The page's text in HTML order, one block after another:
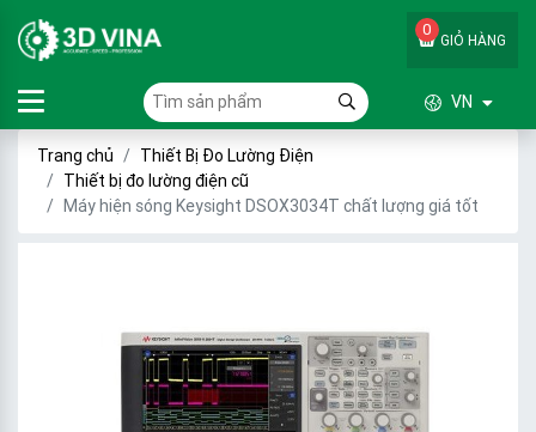
GIỎ HÀNG
0
VN
Trang chủ
Thiết Bị Đo Lường Điện
Thiết bị đo lường điện cũ
Máy hiện sóng Keysight DSOX3034T chất lượng giá tốt